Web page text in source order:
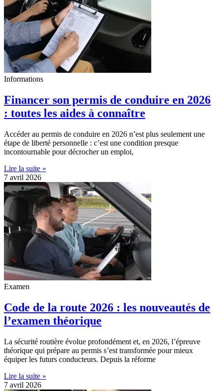
Informations
Financer son permis de conduire en 2026
: toutes les aides à connaître
Accéder au permis de conduire en 2026 n’est plus seulement une
étape de liberté personnelle : c’est une condition presque
incontournable pour décrocher un emploi,
Lire la suite »
7 avril 2026
Examen
Code de la route 2026 : les nouveautés de
l’examen théorique
La sécurité routière évolue profondément et, en 2026, l’épreuve
théorique qui prépare au permis s’est transformée pour mieux
équiper les futurs conducteurs. Depuis la réforme
Lire la suite »
7 avril 2026